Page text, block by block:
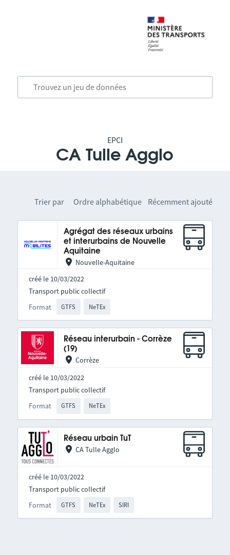
EPCI
CA Tulle Agglo
Trier par Ordre alphabétique Récemment ajouté
Agrégat des réseaux urbains
et interurbains de Nouvelle
Aquitaine
Nouvelle-Aquitaine
créé le 10/03/2022
Format GTFS NeTEx
Transport public collectif
Réseau interurbain - Corrèze
(19)
Corrèze
créé le 10/03/2022
Format GTFS NeTEx
Transport public collectif
Réseau urbain TuT
CA Tulle Agglo
créé le 10/03/2022
Format GTFS NeTEx SIRI
Transport public collectif